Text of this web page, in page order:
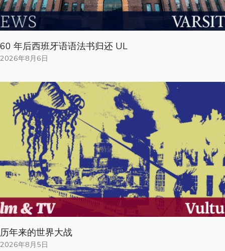
60 年后西班牙语语法书归还 UL
2026年8月6日
历年来的世界大战
2026年8月5日